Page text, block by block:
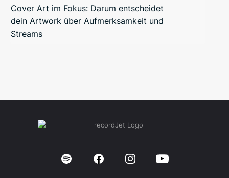
Cover Art im Fokus: Darum entscheidet
dein Artwork über Aufmerksamkeit und
Streams